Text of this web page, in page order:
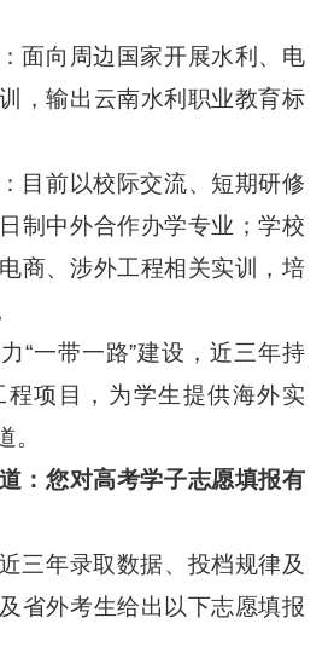
面向周边国家开展水利、电
，输出云南水利职业教育标
目前以校际交流、短期研修
制中外合作办学专业；学校
商、涉外工程相关实训，培
“一带一路”建设，近三年持
项目，为学生提供海外实
。
：您对高考学子志愿填报有
三年录取数据、投档规律及
省外考生给出以下志愿填报